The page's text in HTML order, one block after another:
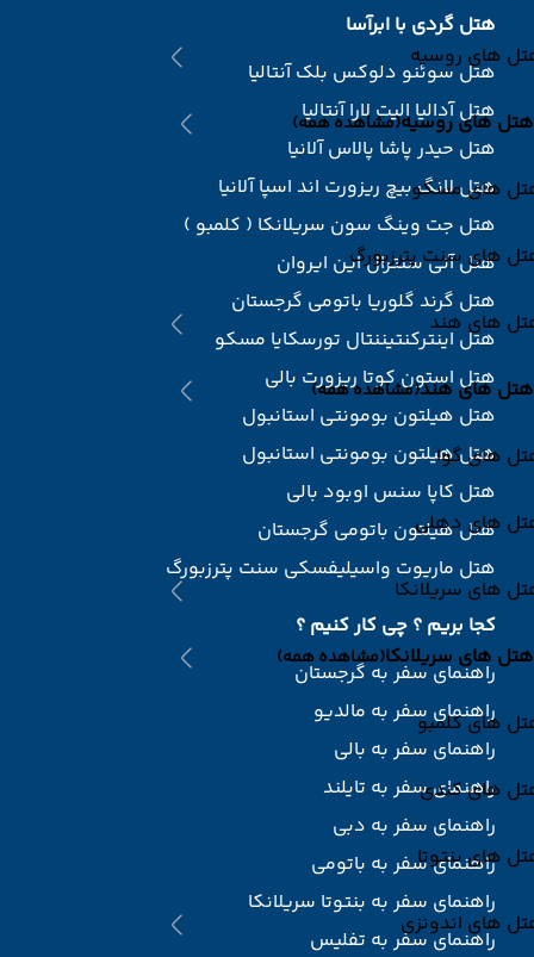
های روسیه
هتل های روسیه(مشاهده همه)
های مسکو
های سنت پترزبورگ
های هند
هتل های هند(مشاهده همه)
های گوا
های دهلی
های سریلانکا
هتل های سریلانکا(مشاهده همه)
های کلمبو
های کندی
های بنتوتا
های اندونزی
هتل گردی با ابرآسا
هتل سوئنو دلوکس بلک آنتالیا
هتل آدالیا الیت لارا آنتالیا
هتل حیدر پاشا پالاس آلانیا
هتل لانگ بیچ ریزورت اند اسپا آلانیا
هتل جت وینگ سون سریلانکا ( کلمبو )
هتل آنی سنترال این ایروان
هتل گرند گلوریا باتومی گرجستان
هتل اینترکنتیننتال تورسکایا مسکو
هتل استون کوتا ریزورت بالی
هتل هیلتون بومونتی استانبول
هتل هیلتون بومونتی استانبول
هتل کاپا سنس اوبود بالی
هتل هیلتون باتومی گرجستان
هتل ماریوت واسیلیفسکی سنت پترزبورگ
کجا بریم ؟ چی کار کنیم ؟
راهنمای سفر به گرجستان
راهنمای سفر به مالدیو
راهنمای سفر به بالی
راهنمای سفر به تایلند
راهنمای سفر به دبی
راهنمای سفر به باتومی
راهنمای سفر به بنتوتا سریلانکا
راهنمای سفر به تفلیس